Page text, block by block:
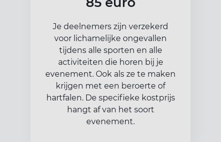
Je deelnemers zijn verzekerd
voor lichamelijke ongevallen
tijdens alle sporten en alle
activiteiten die horen bij je
evenement. Ook als ze te maken
krijgen met een beroerte of
hartfalen. De specifieke kostprijs
hangt af van het soort
evenement.